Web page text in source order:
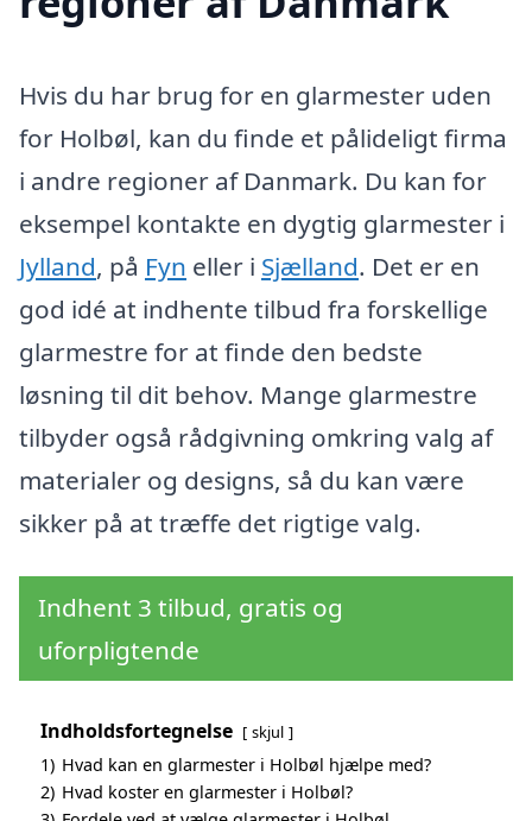
Hvis du har brug for en glarmester uden
for Holbøl, kan du finde et pålideligt firma
i andre regioner af Danmark. Du kan for
eksempel kontakte en dygtig glarmester i
Jylland, på Fyn eller i Sjælland. Det er en
god idé at indhente tilbud fra forskellige
glarmestre for at finde den bedste
løsning til dit behov. Mange glarmestre
tilbyder også rådgivning omkring valg af
materialer og designs, så du kan være
sikker på at træffe det rigtige valg.
Indhent 3 tilbud, gratis og
uforpligtende
Indholdsfortegnelse skjul
1) Hvad kan en glarmester i Holbøl hjælpe med?
2) Hvad koster en glarmester i Holbøl?